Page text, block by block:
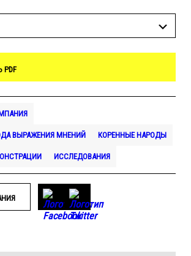
PDF
ВЫРАЖЕНИЯ МНЕНИЙ КОРЕННЫЕ НАРОДЫ
ИССЛЕДОВАНИЯ